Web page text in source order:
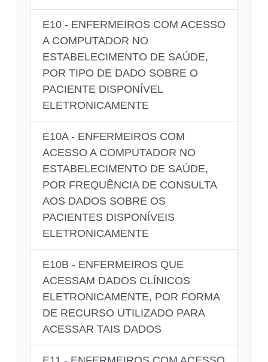
E10 - ENFERMEIROS COM ACESSO
A COMPUTADOR NO
ESTABELECIMENTO DE SAÚDE,
POR TIPO DE DADO SOBRE O
PACIENTE DISPONÍVEL
ELETRONICAMENTE
E10A - ENFERMEIROS COM
ACESSO A COMPUTADOR NO
ESTABELECIMENTO DE SAÚDE,
POR FREQUÊNCIA DE CONSULTA
AOS DADOS SOBRE OS
PACIENTES DISPONÍVEIS
ELETRONICAMENTE
E10B - ENFERMEIROS QUE
ACESSAM DADOS CLÍNICOS
ELETRONICAMENTE, POR FORMA
DE RECURSO UTILIZADO PARA
ACESSAR TAIS DADOS